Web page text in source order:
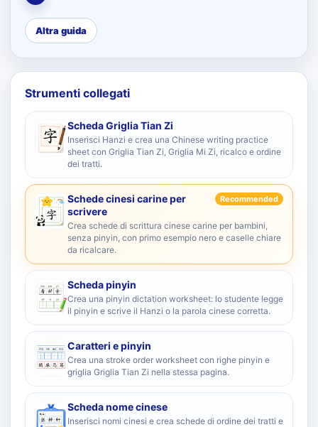
Altra guida
Strumenti collegati
Scheda Griglia Tian Zi
Inserisci Hanzi e crea una Chinese writing practice
sheet con Griglia Tian Zi, Griglia Mi Zi, ricalco e ordine
dei tratti.
Schede cinesi carine per
scrivere
Recommended
Crea schede di scrittura cinese carine per bambini,
senza pinyin, con primo esempio nero e caselle chiare
da ricalcare.
Scheda pinyin
Crea una pinyin dictation worksheet: lo studente legge
il pinyin e scrive il Hanzi o la parola cinese corretta.
Caratteri e pinyin
Crea una stroke order worksheet con righe pinyin e
griglia Griglia Tian Zi nella stessa pagina.
Scheda nome cinese
Inserisci nomi cinesi e crea schede di ordine dei tratti e